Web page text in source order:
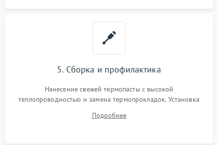
5. Сборка и профилактика
Нанесение свежей термопасты с высокой
теплопроводностью и замена термопрокладок. Установка
шлейфов, модулей памяти и накопителей. Предварительная
Подробнее